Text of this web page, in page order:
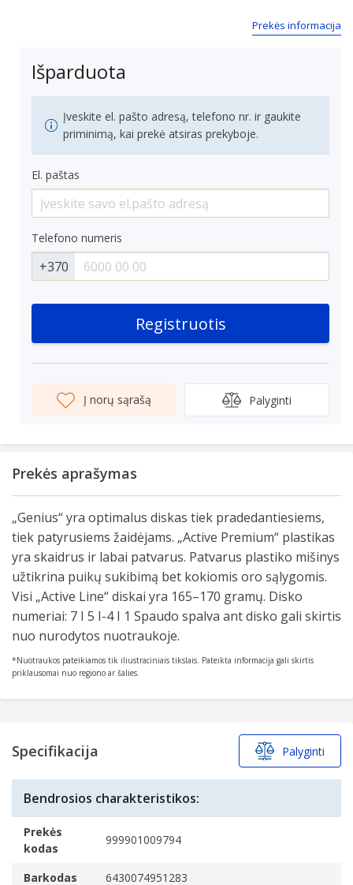
Prekės informacija
Išparduota
Įveskite el. pašto adresą, telefono nr. ir gaukite
priminimą, kai prekė atsiras prekyboje.
El. paštas
Telefono numeris
+370
Registruotis
Į norų sąrašą Palyginti
Prekės aprašymas
„Genius“ yra optimalus diskas tiek pradedantiesiems,
tiek patyrusiems žaidėjams. „Active Premium“ plastikas
yra skaidrus ir labai patvarus. Patvarus plastiko mišinys
užtikrina puikų sukibimą bet kokiomis oro sąlygomis.
Visi „Active Line“ diskai yra 165–170 gramų. Disko
numeriai: 7 I 5 I-4 I 1 Spaudo spalva ant disko gali skirtis
nuo nurodytos nuotraukoje.
*Nuotraukos pateikiamos tik iliustraciniais tikslais. Pateikta informacija gali skirtis
priklausomai nuo regiono ar šalies.
Specifikacija Palyginti
Bendrosios charakteristikos:
Prekės
kodas
999901009794
Barkodas 6430074951283